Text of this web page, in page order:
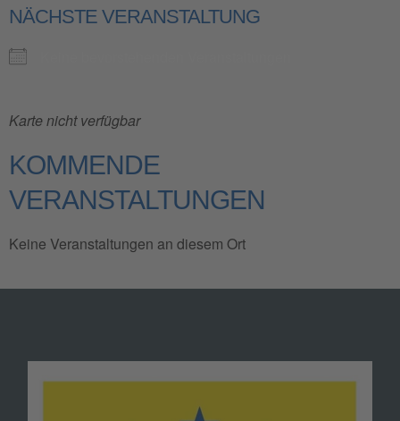
NÄCHSTE VERANSTALTUNG
Karte nicht verfügbar
KOMMENDE
VERANSTALTUNGEN
Keine Veranstaltungen an diesem Ort